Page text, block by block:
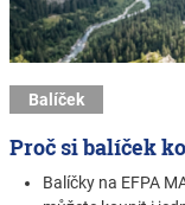
Balíček
Proč si balíček
Balíčky na EFPA